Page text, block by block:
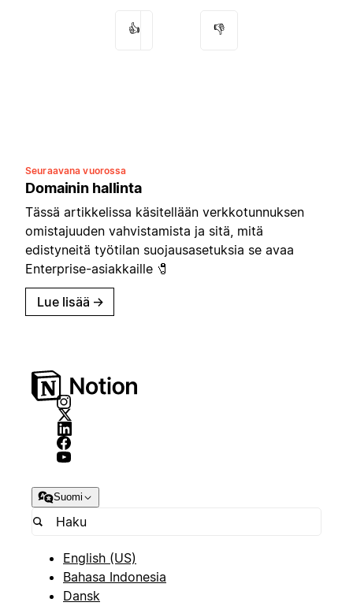
👍 👎
Seuraavana vuorossa
Domainin hallinta
Tässä artikkelissa käsitellään verkkotunnuksen
omistajuuden vahvistamista ja sitä, mitä
edistyneitä työtilan suojausasetuksia se avaa
Enterprise-asiakkaille 🧷
Lue lisää →
Suomi
English (US)
Bahasa Indonesia
Dansk